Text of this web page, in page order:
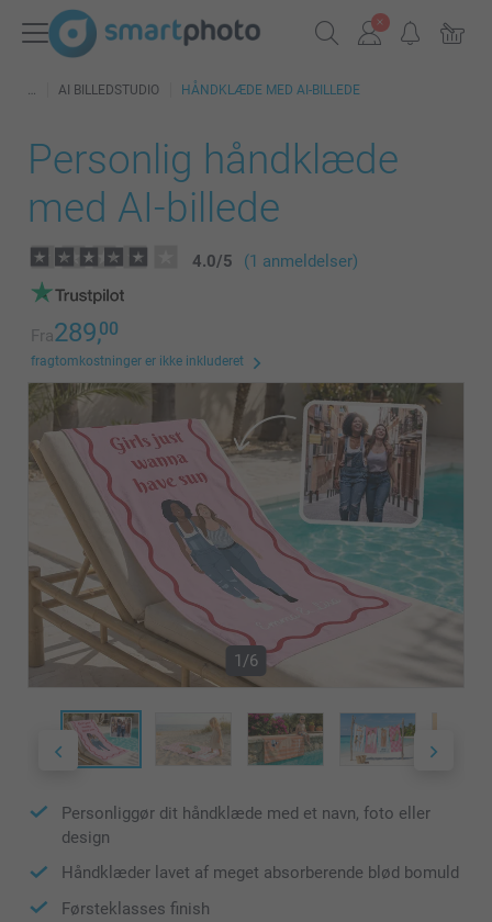
AI BILLEDSTUDIO HÅNDKLÆDE MED AI-BILLEDE
Personlig håndklæde
med AI-billede
4.0/5 (1 anmeldelser)
Fra289,00
fragtomkostninger er ikke inkluderet
1/6
Personliggør dit håndklæde med et navn, foto eller
design
Håndklæder lavet af meget absorberende blød bomuld
Førsteklasses finish